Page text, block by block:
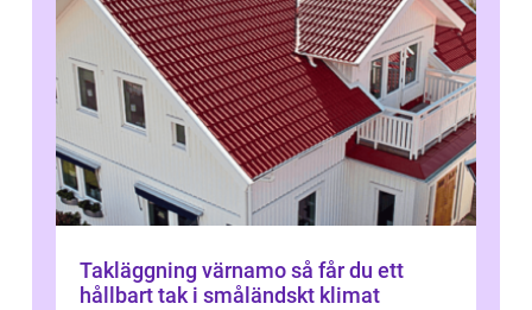
Takläggning värnamo så får du ett
hållbart tak i småländskt klimat